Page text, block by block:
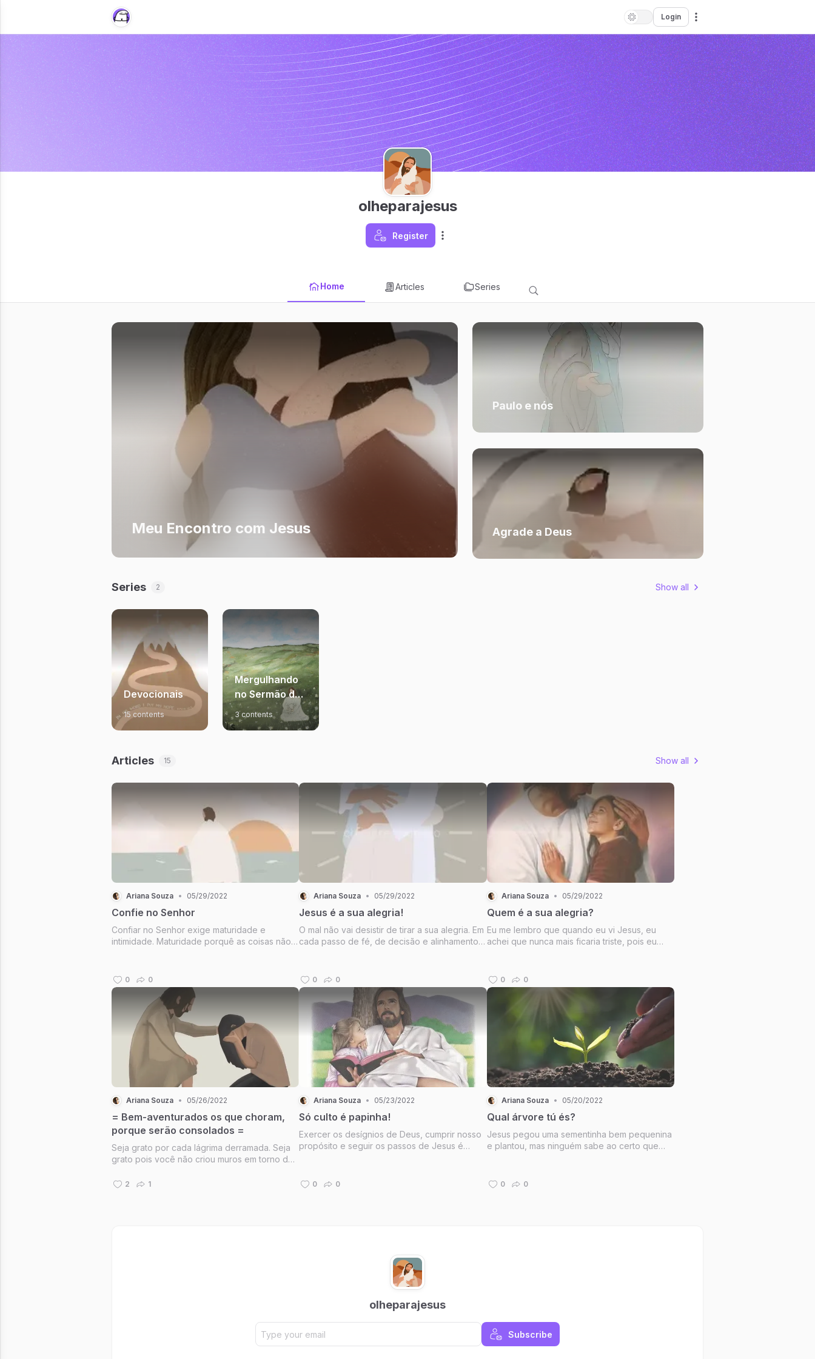
Login
olheparajesus
Register
Home Articles Series
Meu Encontro com Jesus
Paulo e nós
Agrade a Deus
Series 2 Show all
Devocionais
15 contents
Mergulhando
no Sermão da
Montanha
3 contents
Articles 15 Show all
Ariana Souza • 05/29/2022
Confie no Senhor
Confiar no Senhor exige maturidade e
intimidade. Maturidade porquê as coisas não
temos Ele como Pai, Senhor e amigo temos a
certeza e plena confiança de que Ele é justo
0 0
Ariana Souza • 05/29/2022
Jesus é a sua alegria!
O mal não vai desistir de tirar a sua alegria. Em
cada passo de fé, de decisão e alinhamento
nada mais que enfurece o mal quando você
escolhe Cristo, diari...
0 0
Ariana Souza • 05/29/2022
Quem é a sua alegria?
Eu me lembro que quando eu vi Jesus, eu
achei que nunca mais ficaria triste, pois eu
nada mais no mundo que poderia me
preencher e me completar, me saciar e...
0 0
Ariana Souza • 05/26/2022
= Bem-aventurados os que choram,
porque serão consolados =
Seja grato por cada lágrima derramada. Seja
grato pois você não criou muros em torno de
endurecesse diante de tantas decepções,
2 1
Ariana Souza • 05/23/2022
Só culto é papinha!
Exercer os desígnios de Deus, cumprir nosso
propósito e seguir os passos de Jesus é
queremos que o culto seja perfeito, que
0 0
Ariana Souza • 05/20/2022
Qual árvore tú és?
Jesus pegou uma sementinha bem pequenina
e plantou, mas ninguém sabe ao certo que
0 0
olheparajesus
Subscribe